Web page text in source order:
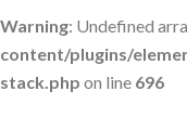
Warning: Undefined
content/plugins/
stack.php on line 696